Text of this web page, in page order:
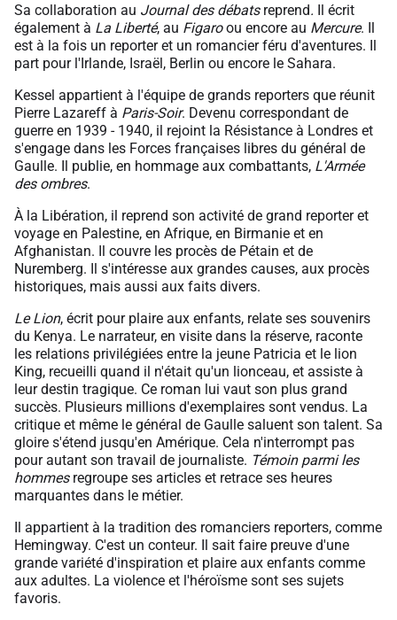
Sa collaboration au Journal des débatsreprend. Il écrit
également à La Liberté, au Figaroou encore au Mercure. Il
est à la fois un reporter et un romancier féru d'aventures. Il
part pour l'Irlande, Israël, Berlin ou encore le Sahara.
Kessel appartient à l'équipe de grands reporters que réunit
Pierre Lazareff à Paris-Soir. Devenu correspondant de
guerre en 1939 - 1940, il rejoint la Résistance à Londres et
s'engage dans les Forces françaises libres du général de
Gaulle. Il publie, en hommage aux combattants, L'Armée
des ombres.
À la Libération, il reprend son activité de grand reporter et
voyage en Palestine, en Afrique, en Birmanie et en
Afghanistan. Il couvre les procès de Pétain et de
Nuremberg. Il s'intéresse aux grandes causes, aux procès
historiques, mais aussi aux faits divers.
Le Lion, écrit pour plaire aux enfants, relate ses souvenirs
du Kenya. Le narrateur, en visite dans la réserve, raconte
les relations privilégiées entre la jeune Patricia et le lion
King, recueilli quand il n'était qu'un lionceau, et assiste à
leur destin tragique. Ce roman lui vaut son plus grand
succès. Plusieurs millions d'exemplaires sont vendus. La
critique et même le général de Gaulle saluent son talent. Sa
gloire s'étend jusqu'en Amérique. Cela n'interrompt pas
pour autant son travail de journaliste. Témoin parmi les
hommesregroupe ses articles et retrace ses heures
marquantes dans le métier.
Il appartient à la tradition des romanciers reporters, comme
Hemingway. C'est un conteur. Il sait faire preuve d'une
grande variété d'inspiration et plaire aux enfants comme
aux adultes. La violence et l'héroïsme sont ses sujets
favoris.